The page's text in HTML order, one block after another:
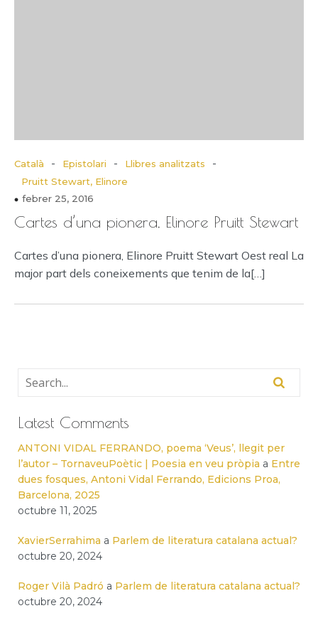
Català - Epistolari - Llibres analitzats -
Pruitt Stewart, Elinore
febrer 25, 2016
Cartes d’una pionera, Elinore Pruitt Stewart
Cartes d’una pionera, Elinore Pruitt Stewart Oest real La
major part dels coneixements que tenim de la[…]
Latest Comments
ANTONI VIDAL FERRANDO, poema ‘Veus’, llegit per
l’autor – TornaveuPoètic | Poesia en veu pròpia a Entre
dues fosques, Antoni Vidal Ferrando, Edicions Proa,
Barcelona, 2025
octubre 11, 2025
XavierSerrahima a Parlem de literatura catalana actual?
octubre 20, 2024
Roger Vilà Padró a Parlem de literatura catalana actual?
octubre 20, 2024